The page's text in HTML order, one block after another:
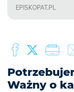
EPISKOPAT.PL
Ważny o